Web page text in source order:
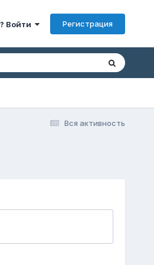
Войти Регистрация
Вся активность